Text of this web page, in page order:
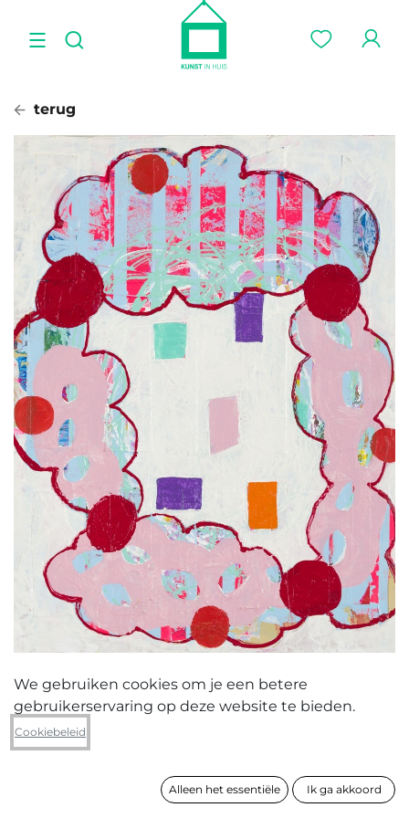
terug
Fred Michiels
When attraction or irritation is
We gebruiken cookies om je een betere
gebruikerservaring op deze website te bieden.
Cookiebeleid
Alleen het essentiële Ik ga akkoord